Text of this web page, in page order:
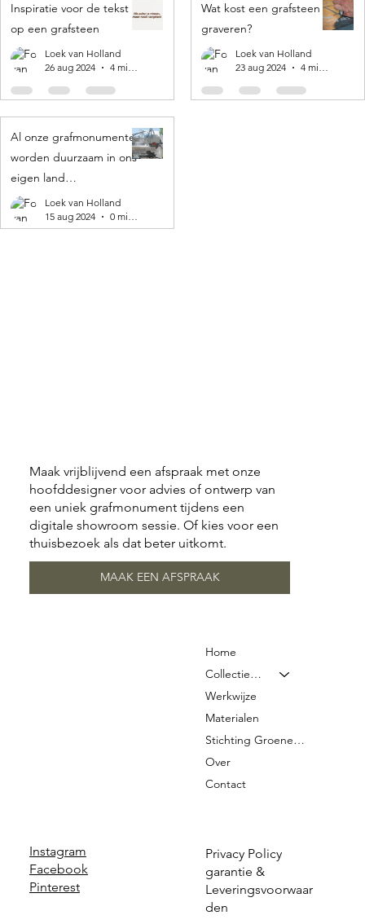
Inspiratie voor de tekst
op een grafsteen
Loek van Holland
26 aug 2024
4 minuten om te lezen
Wat kost een grafsteen
graveren?
Loek van Holland
23 aug 2024
4 minuten om te lezen
Al onze grafmonumenten
worden duurzaam in ons
eigen land
geproduceerd! 🌍
Loek van Holland
15 aug 2024
0 minuten om te lezen
Instagram
Facebook
Pinterest
Privacy Policy
garantie &
Leveringsvoorwaar
den
Home
Collectie & Prijzen
Werkwijze
Materialen
Stichting Groene Graven
Over
Contact
Maak vrijblijvend een afspraak met onze
hoofddesigner voor advies of ontwerp van
een uniek grafmonument tijdens een
digitale showroom sessie. Of kies voor een
thuisbezoek als dat beter uitkomt.
MAAK EEN AFSPRAAK